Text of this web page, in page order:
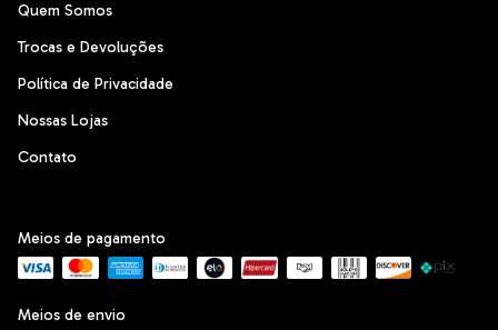
Quem Somos
Trocas e Devoluções
Política de Privacidade
Nossas Lojas
Contato
Meios de pagamento
Meios de envio